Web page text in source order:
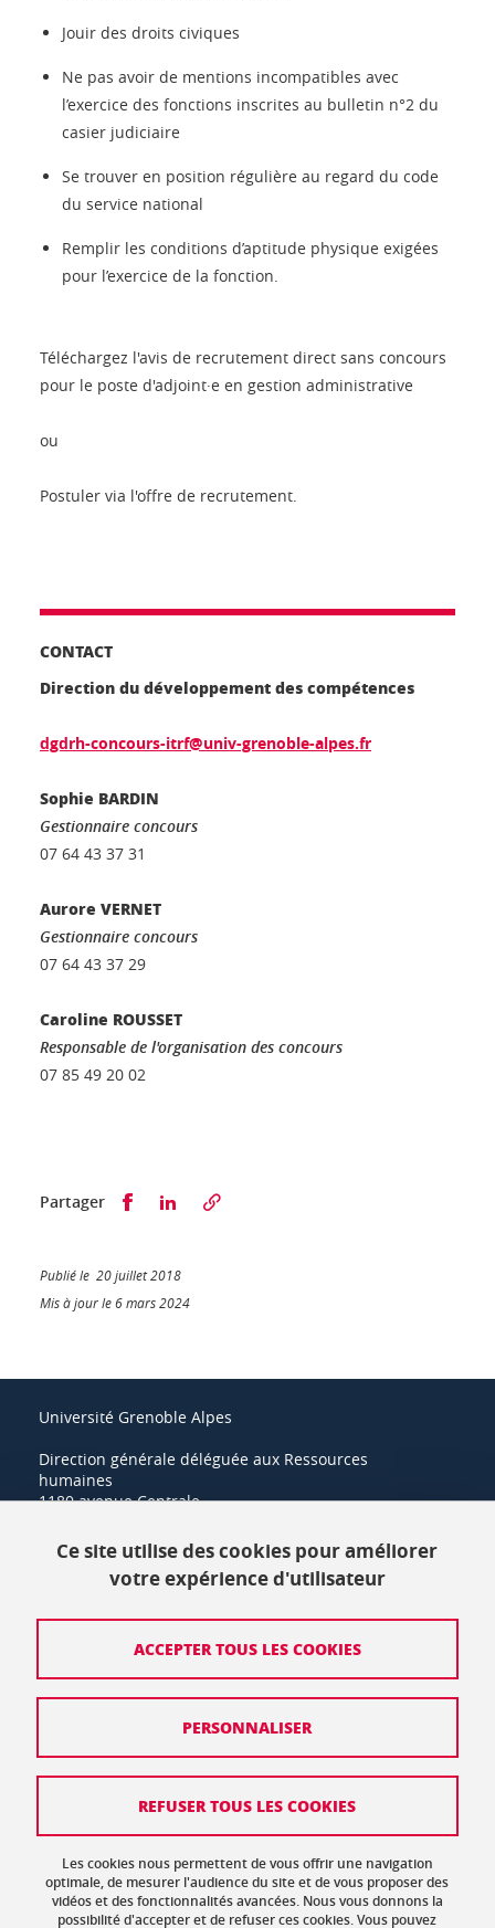
Jouir des droits civiques
Ne pas avoir de mentions incompatibles avec
l’exercice des fonctions inscrites au bulletin n°2 du
casier judiciaire
Se trouver en position régulière au regard du code
du service national
Remplir les conditions d’aptitude physique exigées
pour l’exercice de la fonction.
Téléchargez l'avis de recrutement direct sans concours
pour le poste d'adjoint·e en gestion administrative
ou
Postuler via l'offre de recrutement.
CONTACT
Direction du développement des compétences
dgdrh-concours-itrf@univ-grenoble-alpes.fr
Sophie BARDIN
Gestionnaire concours
07 64 43 37 31
Aurore VERNET
Gestionnaire concours
07 64 43 37 29
Caroline ROUSSET
Responsable de l'organisation des concours
07 85 49 20 02
Partager Partager sur Facebook
Partager sur LinkedIn
Publié le 20 juillet 2018
Mis à jour le 6 mars 2024
Université Grenoble Alpes
Direction générale déléguée aux Ressources
humaines
1180 avenue Centrale
+33 (0)4 57 42 21 42
Mentions légales
Politique de protection des données
Données personnelles
Gestion des cookies
Accessibilité : non conforme
Plan de site
Ce site utilise des cookies pour améliorer
votre expérience d'utilisateur
Les cookies nous permettent de vous offrir une navigation
optimale, de mesurer l'audience du site et de vous proposer des
vidéos et des fonctionnalités avancées. Nous vous donnons la
possibilité d'accepter et de refuser ces cookies. Vous pouvez
ACCEPTER TOUS LES COOKIES
REFUSER TOUS LES COOKIES
PERSONNALISER